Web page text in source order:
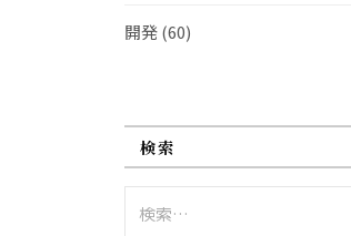
開発(60)
検索
索: